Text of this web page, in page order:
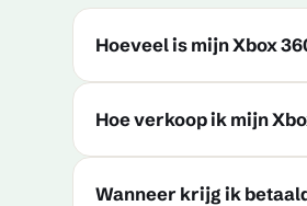
Hoeveel is mijn Xbox
Hoe verkoop ik mijn
Wanneer krijg ik